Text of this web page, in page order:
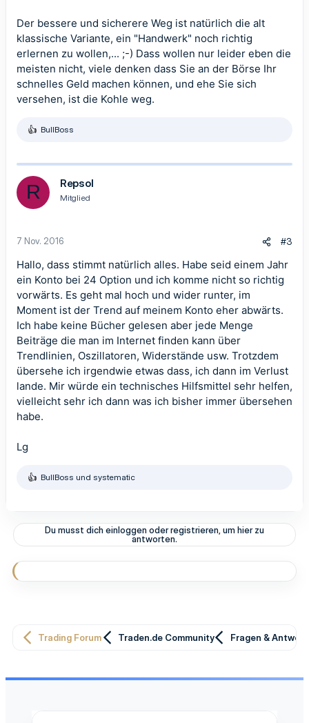
Der bessere und sicherere Weg ist natürlich die alt
klassische Variante, ein "Handwerk" noch richtig
erlernen zu wollen,... ;-) Dass wollen nur leider eben die
meisten nicht, viele denken dass Sie an der Börse Ihr
schnelles Geld machen können, und ehe Sie sich
versehen, ist die Kohle weg.
R
k
t
o
n
:
BullBoss
R Repsol
Mitglied
7 Nov. 2016 #3
Hallo, dass stimmt natürlich alles. Habe seid einem Jahr
ein Konto bei 24 Option und ich komme nicht so richtig
vorwärts. Es geht mal hoch und wider runter, im
Moment ist der Trend auf meinem Konto eher abwärts.
Ich habe keine Bücher gelesen aber jede Menge
Beiträge die man im Internet finden kann über
Trendlinien, Oszillatoren, Widerstände usw. Trotzdem
übersehe ich irgendwie etwas dass, ich dann im Verlust
lande. Mir würde ein technisches Hilfsmittel sehr helfen,
vielleicht sehr ich dann was ich bisher immer übersehen
habe.
Lg
R
t
o
n
n
BullBoss und systematic
Du musst dich einloggen oder registrieren, um hier zu
antworten.
Trading Forum Traden.de Community Fragen &